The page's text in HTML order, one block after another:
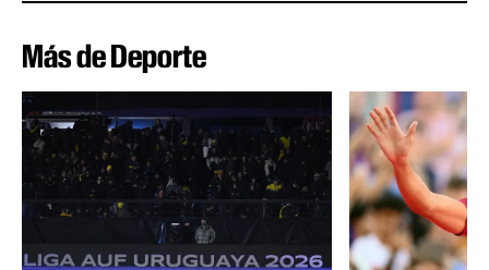
Más de Deporte